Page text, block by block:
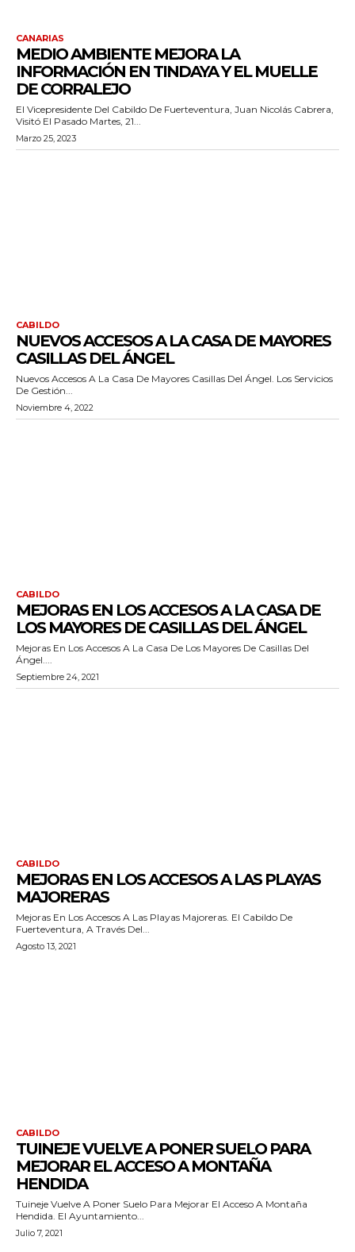
CANARIAS
MEDIO AMBIENTE MEJORA LA
INFORMACIÓN EN TINDAYA Y EL MUELLE
DE CORRALEJO
El Vicepresidente Del Cabildo De Fuerteventura, Juan Nicolás Cabrera,
Visitó El Pasado Martes, 21...
Marzo 25, 2023
CABILDO
NUEVOS ACCESOS A LA CASA DE MAYORES
CASILLAS DEL ÁNGEL
Nuevos Accesos A La Casa De Mayores Casillas Del Ángel. Los Servicios
De Gestión...
Noviembre 4, 2022
CABILDO
MEJORAS EN LOS ACCESOS A LA CASA DE
LOS MAYORES DE CASILLAS DEL ÁNGEL
Mejoras En Los Accesos A La Casa De Los Mayores De Casillas Del
Ángel....
Septiembre 24, 2021
CABILDO
MEJORAS EN LOS ACCESOS A LAS PLAYAS
MAJORERAS
Mejoras En Los Accesos A Las Playas Majoreras. El Cabildo De
Fuerteventura, A Través Del...
Agosto 13, 2021
CABILDO
TUINEJE VUELVE A PONER SUELO PARA
MEJORAR EL ACCESO A MONTAÑA
HENDIDA
Tuineje Vuelve A Poner Suelo Para Mejorar El Acceso A Montaña
Hendida. El Ayuntamiento...
Julio 7, 2021